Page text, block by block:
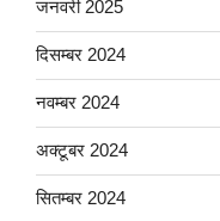
जनवरी 2025
दिसम्बर 2024
नवम्बर 2024
अक्टूबर 2024
सितम्बर 2024